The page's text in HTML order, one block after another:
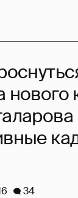
нового
34